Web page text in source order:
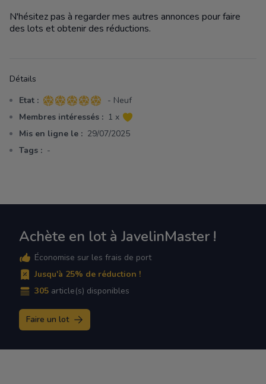
N'hésitez pas à regarder mes autres annonces pour faire
des lots et obtenir des réductions.
Détails
Etat : 5 sur 5 étoiles
- Neuf
Membres intéressés : 1 x
Mis en ligne le : 29/07/2025
Tags : -
Achète en lot à JavelinMaster !
Économise sur les frais de port
Jusqu'à 25% de réduction !
305 article(s) disponibles
Faire un lot